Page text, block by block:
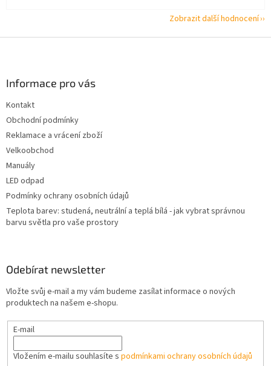
Zobrazit další hodnocení
Informace pro vás
Kontakt
Obchodní podmínky
Reklamace a vrácení zboží
Velkoobchod
Manuály
LED odpad
Podmínky ochrany osobních údajů
Teplota barev: studená, neutrální a teplá bílá - jak vybrat správnou
barvu světla pro vaše prostory
Odebírat newsletter
Vložte svůj e-mail a my vám budeme zasílat informace o nových
produktech na našem e-shopu.
E-mail
Vložením e-mailu souhlasíte s podmínkami ochrany osobních údajů